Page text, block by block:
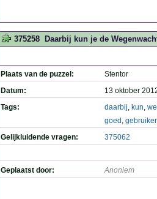
375258 Daarbij kun je de
Plaats van de puzzel:
Stentor
Datum:
13 oktober
Tags:
daarbij, kun,
goed ,
Gelijkluidende vragen:
375062
Geplaatst door: Anoniem